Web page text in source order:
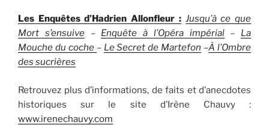
Les Enquêtes d’Hadrien Allonfleur : Jusqu’à ce que
Mort s’ensuive– Enquête à l’Opéra impérial– La
Mouche du coche – Le Secret de Martefon –À l’Ombre
des sucrières
Retrouvez plus d’informations, de faits et d’anecdotes
historiques sur le site d’Irène Chauvy :
www.irenechauvy.com